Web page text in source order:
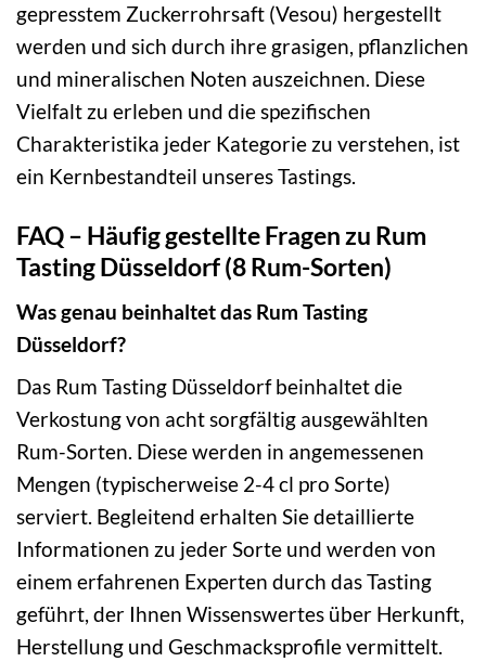
gepresstem Zuckerrohrsaft (Vesou) hergestellt
werden und sich durch ihre grasigen, pflanzlichen
und mineralischen Noten auszeichnen. Diese
Vielfalt zu erleben und die spezifischen
Charakteristika jeder Kategorie zu verstehen, ist
ein Kernbestandteil unseres Tastings.
FAQ – Häufig gestellte Fragen zu Rum
Tasting Düsseldorf (8 Rum-Sorten)
Was genau beinhaltet das Rum Tasting
Düsseldorf?
Das Rum Tasting Düsseldorf beinhaltet die
Verkostung von acht sorgfältig ausgewählten
Rum-Sorten. Diese werden in angemessenen
Mengen (typischerweise 2-4 cl pro Sorte)
serviert. Begleitend erhalten Sie detaillierte
Informationen zu jeder Sorte und werden von
einem erfahrenen Experten durch das Tasting
geführt, der Ihnen Wissenswertes über Herkunft,
Herstellung und Geschmacksprofile vermittelt.